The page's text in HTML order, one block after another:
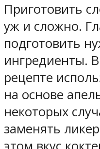
Приготовить
уж и сложно.
подготовить
ингредиенты.
рецепте
на основе
некоторых
заменять